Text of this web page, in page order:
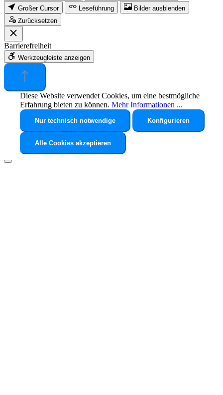
Großer Cursor
Leseführung
Bilder ausblenden
Zurücksetzen
Barrierefreiheit
Werkzeugleiste anzeigen
Diese Website verwendet Cookies, um eine bestmögliche
Erfahrung bieten zu können. Mehr Informationen ...
Nur technisch notwendige Konfigurieren
Alle Cookies akzeptieren